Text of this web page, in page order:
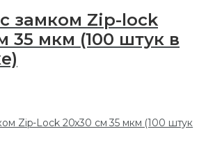
замком Zip-lock
35 мкм (100 штук в